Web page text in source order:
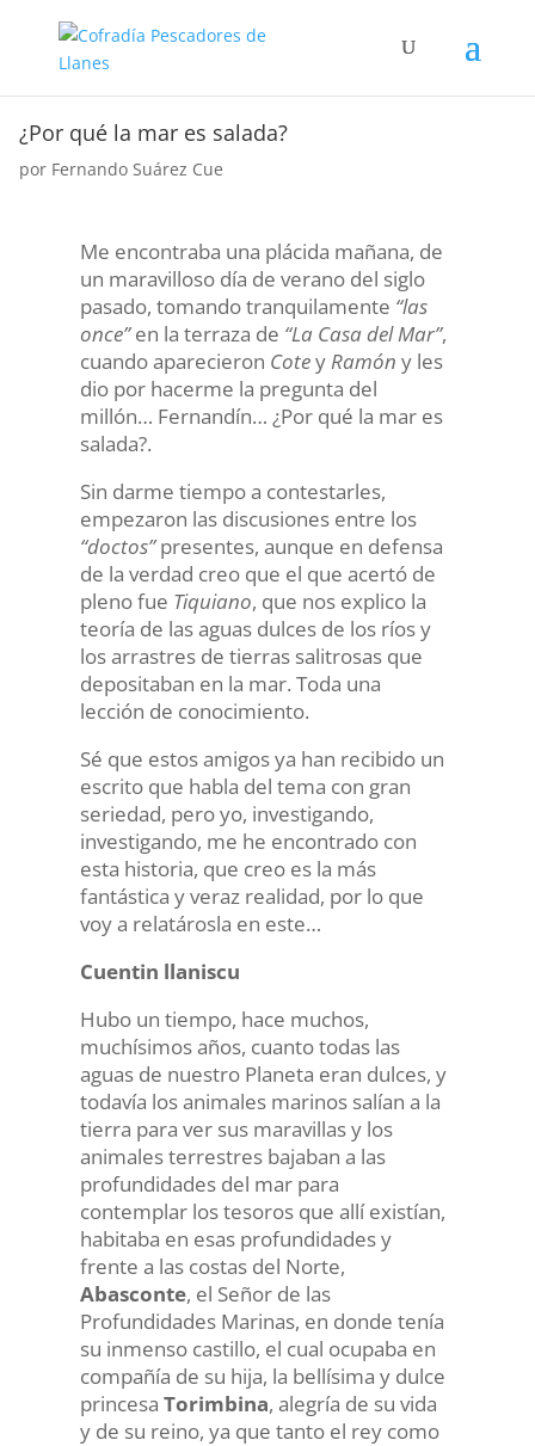
¿Por qué la mar es salada?
por Fernando Suárez Cue
Me encontraba una plácida mañana, de
un maravilloso día de verano del siglo
pasado, tomando tranquilamente “las
once”en la terraza de “La Casa del Mar”,
cuando aparecieron CoteyRamón y les
dio por hacerme la pregunta del
millón… Fernandín… ¿Por qué la mar es
salada?.
Sin darme tiempo a contestarles,
empezaron las discusiones entre los
“doctos”presentes, aunque en defensa
de la verdad creo que el que acertó de
pleno fue Tiquiano, que nos explico la
teoría de las aguas dulces de los ríos y
los arrastres de tierras salitrosas que
depositaban en la mar. Toda una
lección de conocimiento.
Sé que estos amigos ya han recibido un
escrito que habla del tema con gran
seriedad, pero yo, investigando,
investigando, me he encontrado con
esta historia, que creo es la más
fantástica y veraz realidad, por lo que
voy a relatárosla en este…
Cuentin llaniscu
Hubo un tiempo, hace muchos,
muchísimos años, cuanto todas las
aguas de nuestro Planeta eran dulces, y
todavía los animales marinos salían a la
tierra para ver sus maravillas y los
animales terrestres bajaban a las
profundidades del mar para
contemplar los tesoros que allí existían,
habitaba en esas profundidades y
frente a las costas del Norte,
Abasconte, el Señor de las
Profundidades Marinas, en donde tenía
su inmenso castillo, el cual ocupaba en
compañía de su hija, la bellísima y dulce
princesa Torimbina, alegría de su vida
y de su reino, ya que tanto el rey como